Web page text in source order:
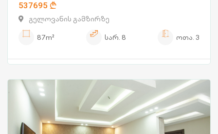
537695
გელოვანის გამზირზე
87m²
სარ. 8 ოთა. 3